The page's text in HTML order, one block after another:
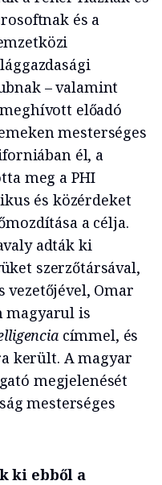
és a
– valamint
előadó
mesterséges
él, a
meg a PHI
és közérdeket
a célja.
adták ki
szerzőtársával,
vezetőjével, Omar
magyarul is
címmel, és
került. A magyar
megjelenését
mesterséges
ki ebből a